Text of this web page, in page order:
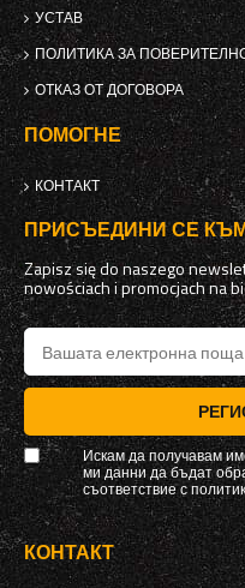
УСТАВ
ПОЛИТИКА ЗА
ОТКАЗ ОТ ДОГОВОРА
ПОМОГНЕ
КОНТАКТ
ПРИСЪЕДИНИ СЕ
Zapisz się do naszego
nowościach i promocjach na
Искам да получавам
ми данни да бъдат
съответствие с
КОНТАКТ